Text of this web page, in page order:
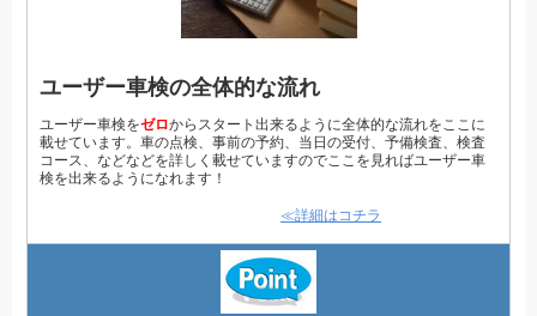
ユーザー車検の全体的な流れ
ユーザー車検をゼロからスタート出来るように全体的な流れをここに
載せています。車の点検、事前の予約、当日の受付、予備検査、検査
コース、などなどを詳しく載せていますのでここを見ればユーザー車
検を出来るようになれます！
≪詳細はコチラ